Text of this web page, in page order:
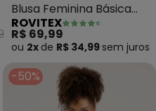
Blusa Feminina Básica
Alongada (Bege)
ROVITEX
R$ 69,99
ou 2x de R$ 34,99 sem juros
-50%